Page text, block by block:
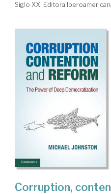
Siglo XXI Editora
Corruption,